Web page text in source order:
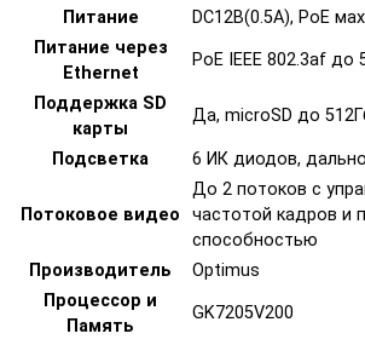
Питание
DC12В(0.5А), PoE
Питание через
Ethernet
PoE IEEE 802.3af до
Поддержка SD
карты
Да, microSD до
Подсветка 6 ИК диодов,
Потоковое видео
До 2 потоков с
частотой кадров и
способностью
Производитель
Optimus
Процессор и
Память
GK7205V200